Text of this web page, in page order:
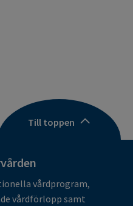
Till toppen
vårdprogram,
vårdförlopp samt